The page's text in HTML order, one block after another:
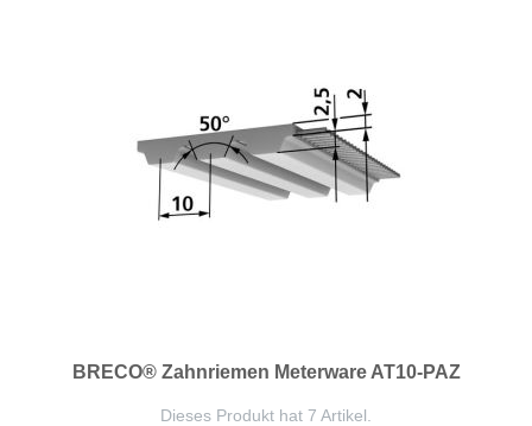
BRECO® Zahnriemen Meterware AT10-PAZ
Dieses Produkt hat 7 Artikel.